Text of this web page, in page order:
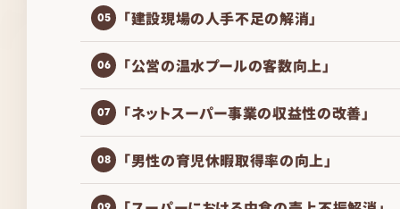
05 「建設現場の人手不足の解消」
06 「公営の温水プールの客数向上」
07 「ネットスーパー事業の収益性の改善」
08 「男性の育児休暇取得率の向上」